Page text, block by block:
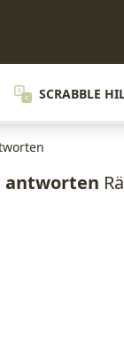
SCRABBLE
antworten